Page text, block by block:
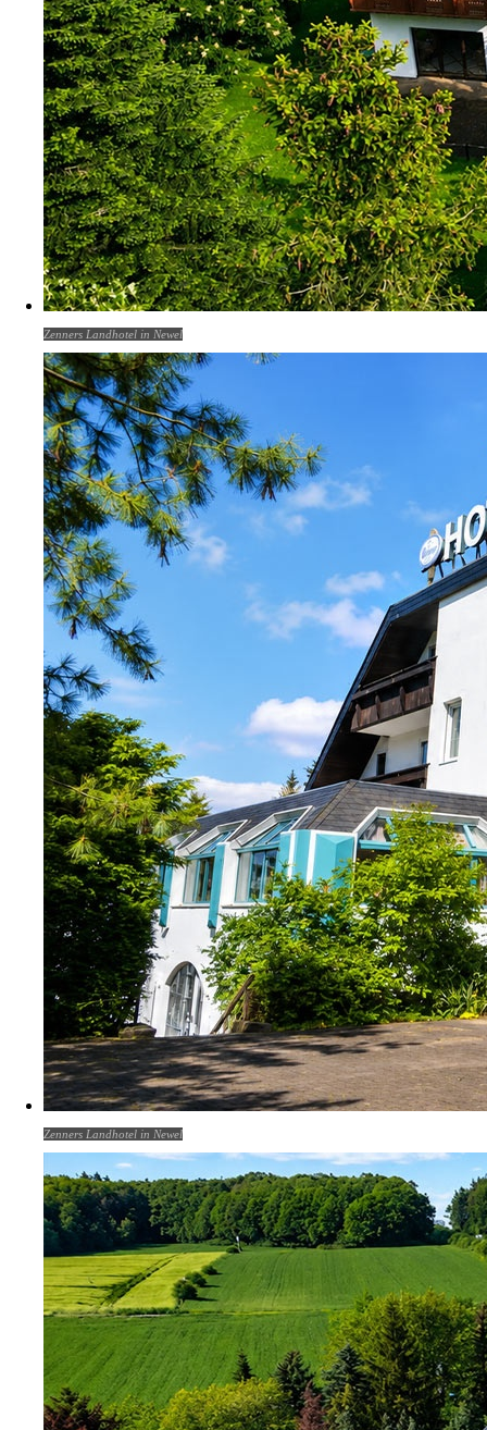
Zenners Landhotel in Newel
Zenners Landhotel in Newel